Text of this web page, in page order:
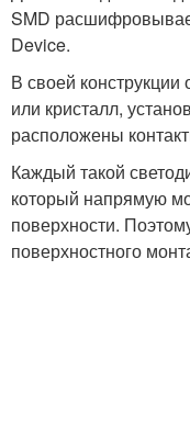
SMD
Device.
В своей
или кристалл,
расположены
Каждый такой
который напрямую
поверхности.
поверхностного